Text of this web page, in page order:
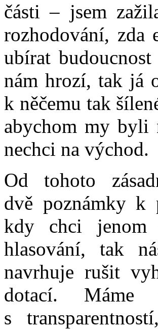
části – jsem
rozhodování, zda
ubírat
nám hrozí, tak já
k něčemu tak
abychom my byli
nechci na východ.
Od tohoto
dvě poznámky k
kdy chci jenom
hlasování, tak
navrhuje rušit
dotací.
s